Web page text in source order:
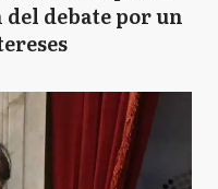
del debate por un